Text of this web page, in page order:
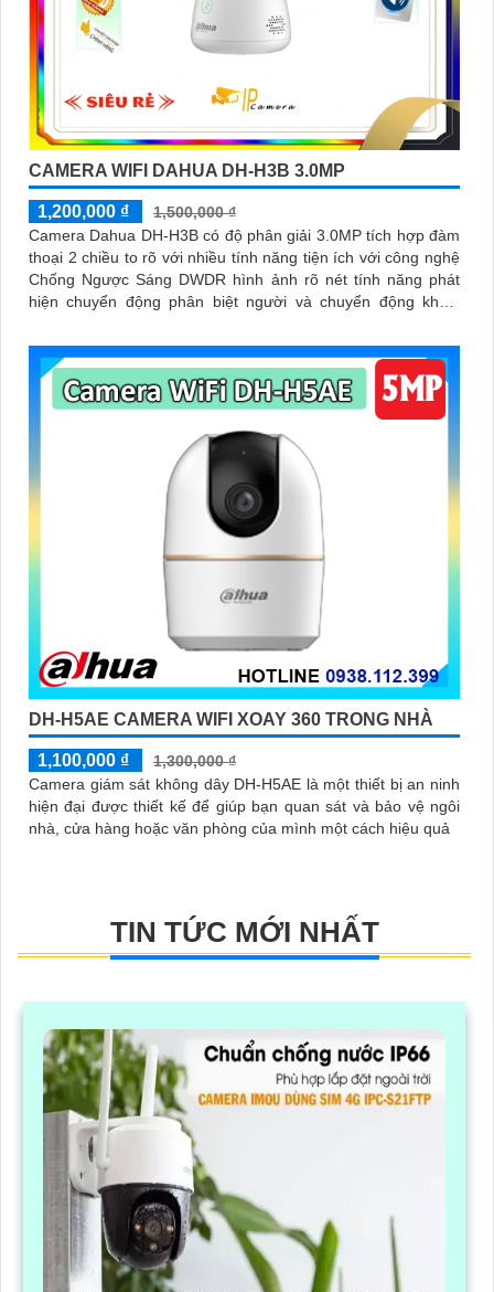
CAMERA WIFI DAHUA DH-H3B 3.0MP
1,200,000 ₫
1,500,000 ₫
Camera Dahua DH-H3B có độ phân giải 3.0MP tích hợp đàm
thoại 2 chiều to rõ với nhiều tính năng tiện ích với công nghệ
Chống Ngược Sáng DWDR hình ảnh rõ nét tính năng phát
hiện chuyển động phân biệt người và chuyển động khác,
sáng
DH-H5AE CAMERA WIFI XOAY 360 TRONG NHÀ
1,100,000 ₫
1,300,000 ₫
Camera giám sát không dây DH-H5AE là một thiết bị an ninh
hiện đại được thiết kế để giúp bạn quan sát và bảo vệ ngôi
nhà, cửa hàng hoặc văn phòng của mình một cách hiệu quả
TIN TỨC MỚI NHẤT